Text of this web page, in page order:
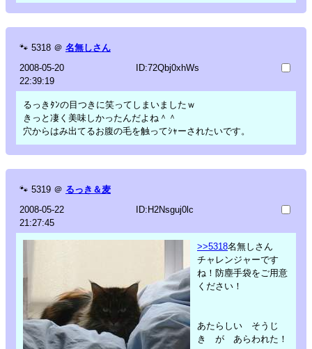
🐾 5318 ＠ 名無しさん
2008-05-20
22:39:19
ID:72Qbj0xhWs
るっきﾀﾝの目つきに笑ってしまいましたｗ
きっと凄く美味しかったんだよね＾＾
穴からはみ出てるお腹の毛を触ってｼｬーされたいです。
🐾 5319 ＠ るっき＆麦
2008-05-22
21:27:45
ID:H2Nsguj0lc
>>5318名無しさん
チャレンジャーです
ね！防塵手袋をご用意
ください！
あたらしい そうじ
き が あらわれた！